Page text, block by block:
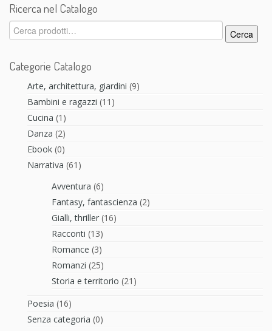
Ricerca nel Catalogo
Cerca:
Cerca
Categorie Catalogo
Arte, architettura, giardini (9)
Bambini e ragazzi (11)
Cucina (1)
Danza (2)
Ebook (0)
Narrativa (61)
Avventura (6)
Fantasy, fantascienza (2)
Gialli, thriller (16)
Racconti (13)
Romance (3)
Romanzi (25)
Storia e territorio (21)
Poesia (16)
Senza categoria (0)